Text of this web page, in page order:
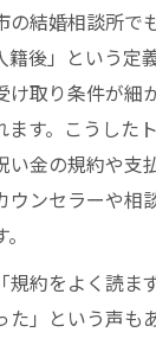
の結婚相談所で
籍後」という定
け取り条件が細
ます。こうした
い金の規約や支
ウンセラーや相
規約をよく読ま
た」という声も